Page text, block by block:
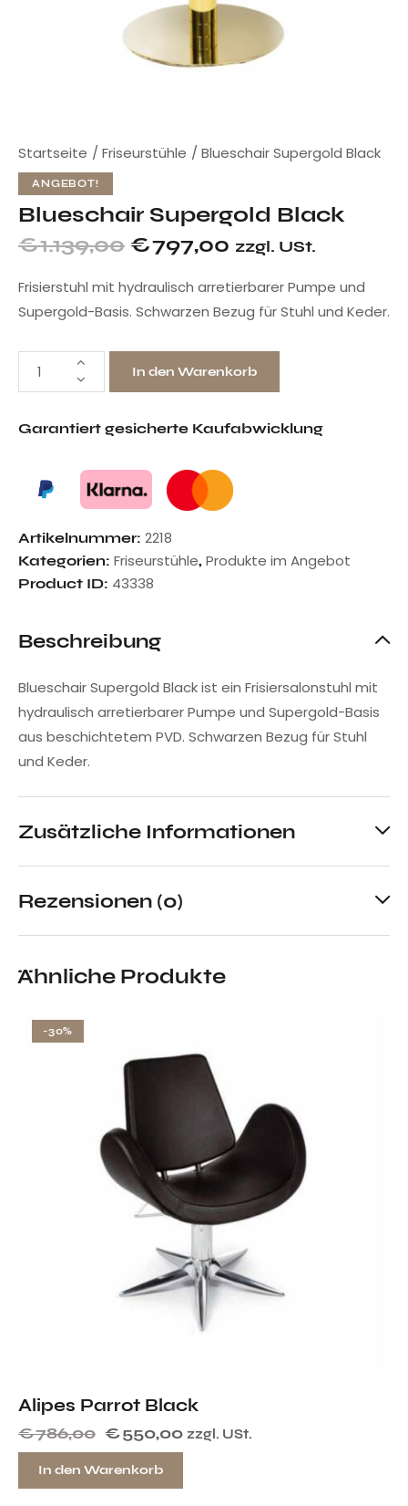
Startseite Friseurstühle Blueschair Supergold Black
ANGEBOT!
Blueschair Supergold Black
€1.139,00 €797,00 zzgl. USt.
Frisierstuhl mit hydraulisch arretierbarer Pumpe und
Supergold-Basis. Schwarzen Bezug für Stuhl und Keder.
In den Warenkorb
Garantiert gesicherte Kaufabwicklung
Artikelnummer: 2218
Kategorien: Friseurstühle, Produkte im Angebot
Product ID: 43338
Beschreibung
Blueschair Supergold Black ist ein Frisiersalonstuhl mit
hydraulisch arretierbarer Pumpe und Supergold-Basis
aus beschichtetem PVD. Schwarzen Bezug für Stuhl
und Keder.
Zusätzliche Informationen
Rezensionen (0)
Ähnliche Produkte
-30%
Alipes Parrot Black
€786,00 €550,00 zzgl. USt.
In den Warenkorb